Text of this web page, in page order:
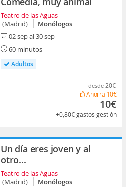
Teatro de las Aguas
(Madrid)
Monólogos
02 sep al 30 sep
60 minutos
Adultos
desde 20€
Ahorra 10€
10€
+0,80€gastos gestión
Un día eres joven y al
otro...
Teatro de las Aguas
(Madrid)
Monólogos